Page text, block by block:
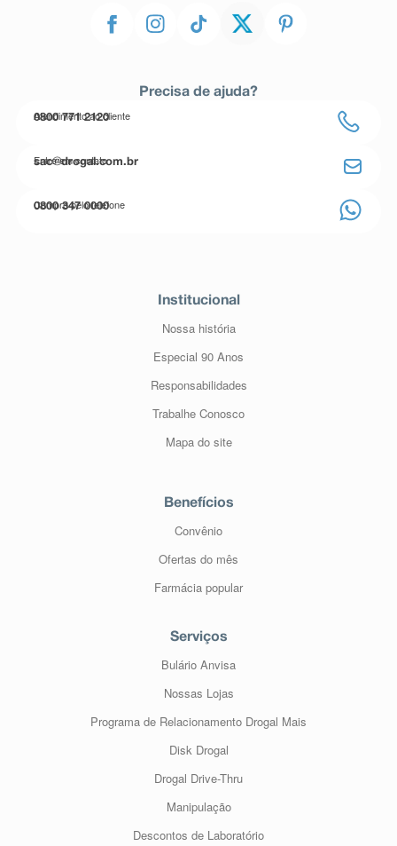
Precisa de ajuda?
Atendimento ao cliente
0800 771 2120
Entre em contato
sac@drogal.com.br
Compre pelo telefone
0800 347 0000
Institucional
Nossa história
Especial 90 Anos
Responsabilidades
Trabalhe Conosco
Mapa do site
Benefícios
Convênio
Ofertas do mês
Farmácia popular
Serviços
Bulário Anvisa
Nossas Lojas
Programa de Relacionamento Drogal Mais
Disk Drogal
Drogal Drive-Thru
Manipulação
Descontos de Laboratório